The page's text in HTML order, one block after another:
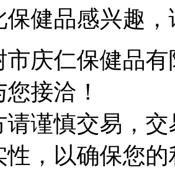
保健品感兴趣
市庆仁保健品有
接洽！
请谨慎交易，
性，以确保您